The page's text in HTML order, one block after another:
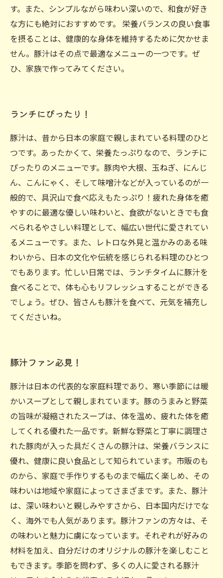
す。また、シンプルながら味わい深いので、和食が好き
な方にも絶対におすすめです。 栄養バランスの良い食事
を摂ることは、健康的な身体を維持するために欠かせま
せん。豚汁はその点で最適なメニューの一つです。ぜ
ひ、家族で作ってみてください。
ランチにぴったり！
豚汁は、昔から日本の家庭で親しまれている料理のひと
つです。あったかくて、栄養たっぷりなので、ランチに
ぴったりのメニューです。豚肉や大根、玉ねぎ、にんじ
ん、こんにゃく、そして味噌汁などが入っているのが一
般的で、具沢山で食べ応えもたっぷり！疲れた身体を癒
やすのに最適な優しい味わいと、食欲がないときでも食
べられるやさしい料理として、幅広い世代に愛されてい
るメニューです。また、レトロな外見と温かみのある味
わいから、日本の文化や伝統を感じられる料理のひとつ
でもあります。忙しい日常では、ランチタイムに豚汁を
食べることで、体も心もリフレッシュすることができる
でしょう。ぜひ、皆さんも豚汁を食べて、元気を補充し
てくださいね。
豚汁ファン必見！
豚汁は日本の代表的な家庭料理であり、寒い季節には暖
かいスープとして親しまれています。豚のうまみと野菜
の旨味が凝縮されたスープは、体を温め、疲れた体を癒
してくれる優れた一品です。新鮮な野菜と丁寧に調理さ
れた豚肉が入った具だくさんの豚汁は、栄養バランスに
優れ、健康に良い食品として知られています。市販のも
のから、家庭で手作りするものまで幅広く楽しめ、その
味わいは地域や家庭によってさまざまです。また、豚汁
は、深い味わいと親しみやすさから、日本国内だけでな
く、海外でも人気があります。豚汁ファンの方々は、そ
の味わいと魅力に虜になっています。それぞれが好みの
材料を加え、自分だけのオリジナルの豚汁を楽しむこと
もできます。季節を問わず、多くの人に愛される豚汁